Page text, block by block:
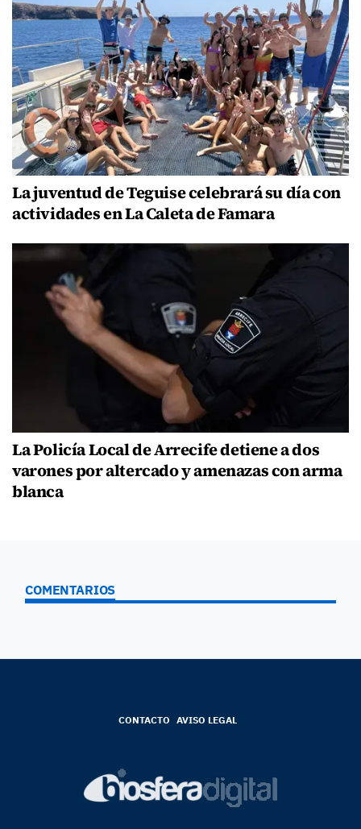
La juventud de Teguise celebrará su día con
actividades en La Caleta de Famara
La Policía Local de Arrecife detiene a dos
varones por altercado y amenazas con arma
blanca
COMENTARIOS
CONTACTO AVISO LEGAL